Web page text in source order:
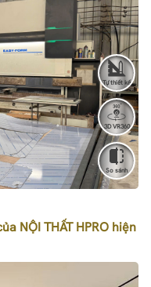
NỘI THẤT HPRO hiện
Tự thiết kế
3D VR360
So sánh